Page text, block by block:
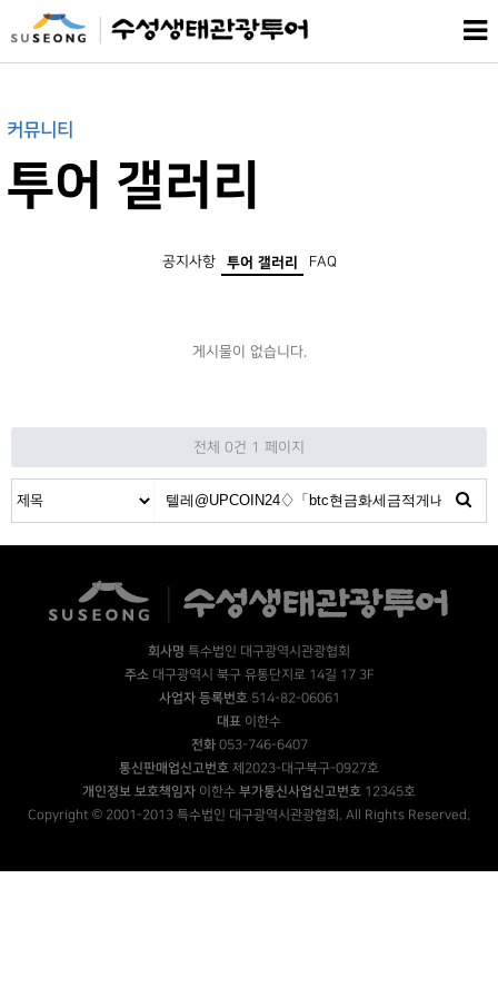
커뮤니티
투어 갤러리
공지사항 투어 갤러리 FAQ
게시물이 없습니다.
전체 0건 1 페이지
회사명 특수법인 대구광역시관광협회
주소대구광역시 북구 유통단지로 14길 17 3F
사업자 등록번호514-82-06061
대표 이한수
전화053-746-6407
통신판매업신고번호 제2023-대구북구-0927호
개인정보 보호책임자 이한수 부가통신사업신고번호 12345호
Copyright © 2001-2013 특수법인 대구광역시관광협회. All Rights Reserved.